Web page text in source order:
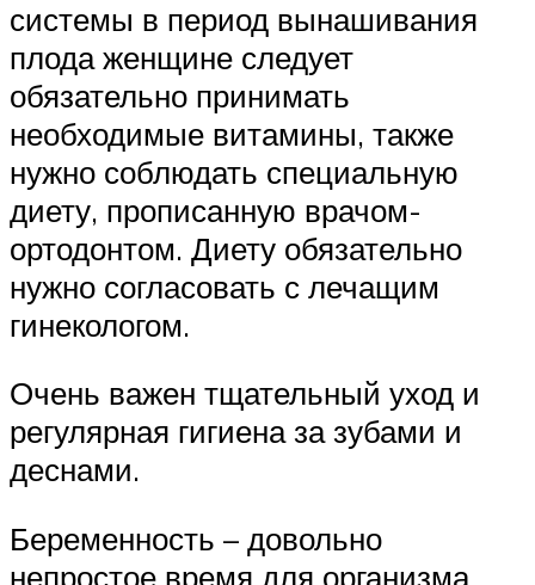
системы в период вынашивания
плода женщине следует
обязательно принимать
необходимые витамины, также
нужно соблюдать специальную
диету, прописанную врачом-
ортодонтом. Диету обязательно
нужно согласовать с лечащим
гинекологом.
Очень важен тщательный уход и
регулярная гигиена за зубами и
деснами.
Беременность – довольно
непростое время для организма